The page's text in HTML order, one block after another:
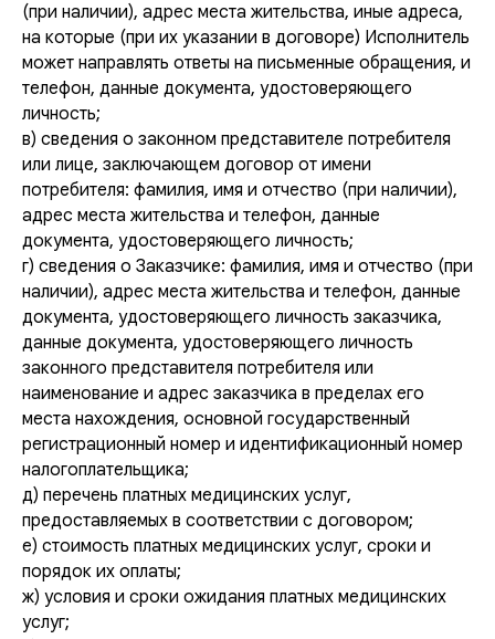
(при наличии), адрес места жительства, иные адреса,
на которые (при их указании в договоре) Исполнитель
может направлять ответы на письменные обращения, и
телефон, данные документа, удостоверяющего
личность;
в) сведения о законном представителе потребителя
или лице, заключающем договор от имени
потребителя: фамилия, имя и отчество (при наличии),
адрес места жительства и телефон, данные
документа, удостоверяющего личность;
г) сведения о Заказчике: фамилия, имя и отчество (при
наличии), адрес места жительства и телефон, данные
документа, удостоверяющего личность заказчика,
данные документа, удостоверяющего личность
законного представителя потребителя или
наименование и адрес заказчика в пределах его
места нахождения, основной государственный
регистрационный номер и идентификационный номер
налогоплательщика;
д) перечень платных медицинских услуг,
предоставляемых в соответствии с договором;
е) стоимость платных медицинских услуг, сроки и
порядок их оплаты;
ж) условия и сроки ожидания платных медицинских
услуг;